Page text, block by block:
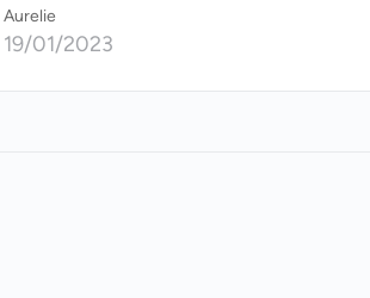
Aurelie
19/01/2023